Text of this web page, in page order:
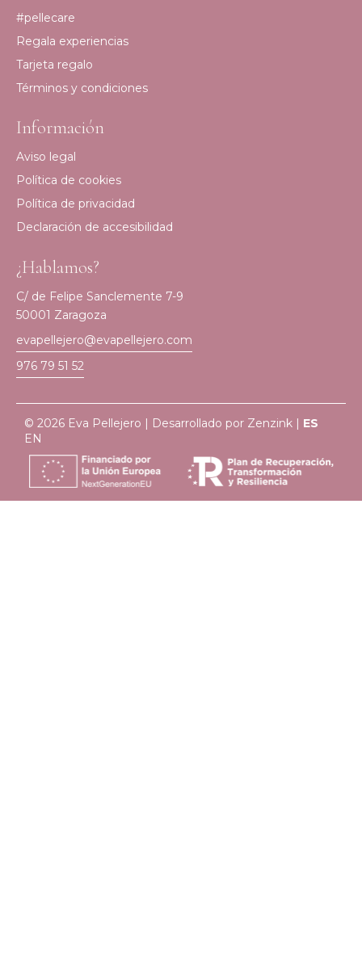
#pellecare
Regala experiencias
Tarjeta regalo
Términos y condiciones
Información
Aviso legal
Política de cookies
Política de privacidad
Declaración de accesibilidad
¿Hablamos?
C/ de Felipe Sanclemente 7-9
50001 Zaragoza
evapellejero@evapellejero.com
976 79 51 52
© 2026 Eva Pellejero | Desarrollado por Zenzink | ES
EN